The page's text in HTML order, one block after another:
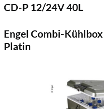
CD-P 12/24V 40L
Engel Combi-
Platin